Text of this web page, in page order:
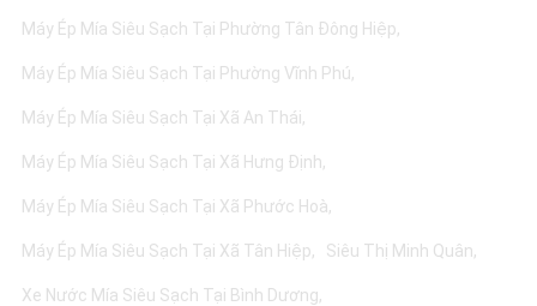
Máy Ép Mía Siêu Sạch Tại Phường Tân Đông Hiệp
Máy Ép Mía Siêu Sạch Tại Phường Vĩnh Phú
Máy Ép Mía Siêu Sạch Tại Xã An Thái
Máy Ép Mía Siêu Sạch Tại Xã Hưng Định
Máy Ép Mía Siêu Sạch Tại Xã Phước Hoà
Máy Ép Mía Siêu Sạch Tại Xã Tân Hiệp Siêu Thị Minh Quân
Xe Nước Mía Siêu Sạch Tại Bình Dương